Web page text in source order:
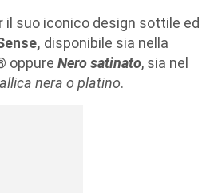
suo iconico design sottile ed
disponibile sia nella
oppure Nero satinato, sia nel
nera o platino.